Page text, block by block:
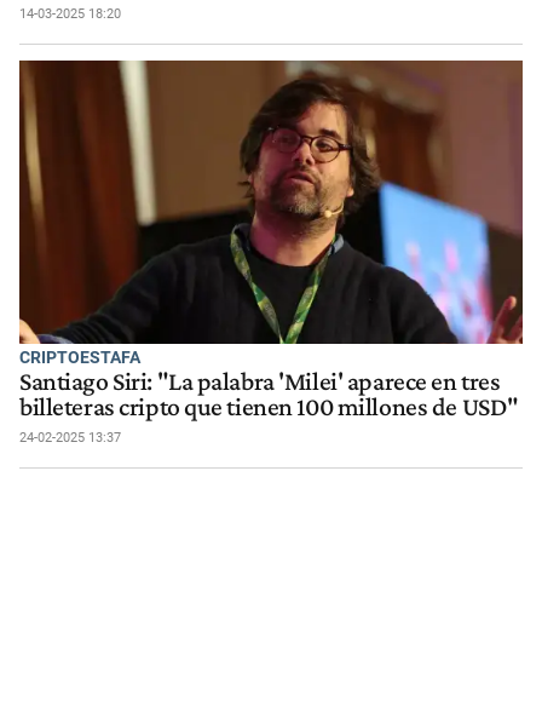
14-03-2025 18:20
CRIPTOESTAFA
Santiago Siri: "La palabra 'Milei' aparece en tres
billeteras cripto que tienen 100 millones de USD"
24-02-2025 13:37